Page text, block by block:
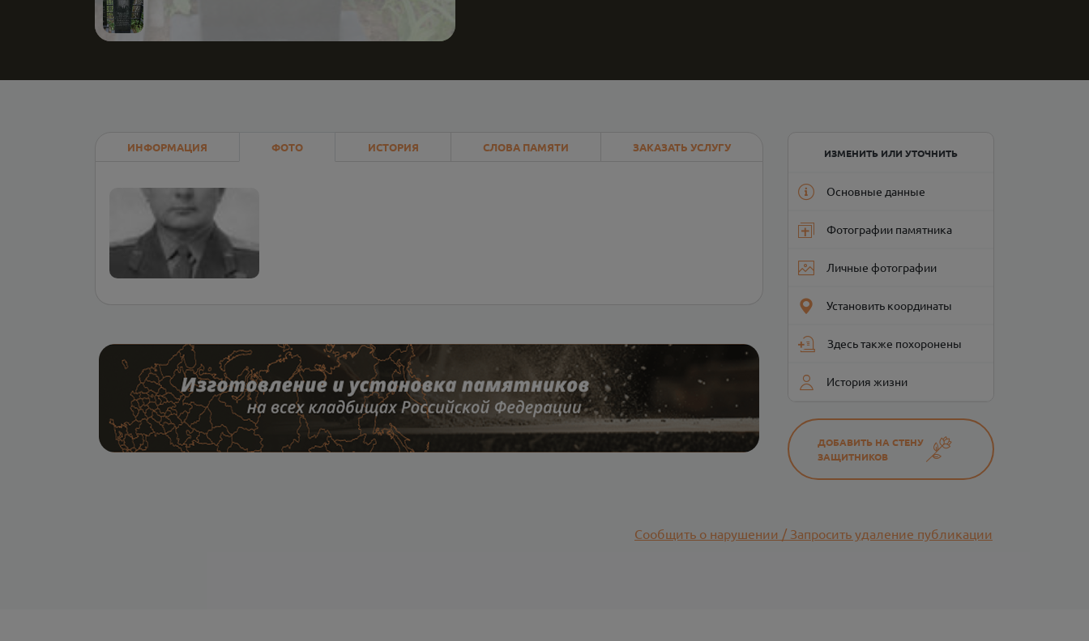
ИНФОРМАЦИЯ ФОТО ИСТОРИЯ СЛОВА ПАМЯТИ ЗАКАЗАТЬ УСЛУГУ ИЗМЕНИТЬ ИЛИ УТОЧНИТЬ
Основные данные
Фотографии памятника
Личные фотографии
Установить координаты
Здесь также похоронены
История жизни
ДОБАВИТЬ НА СТЕНУ
ЗАЩИТНИКОВ
Сообщить о нарушении / Запросить удаление публикации